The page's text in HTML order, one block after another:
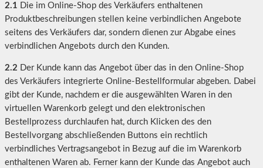
2.1 Die im Online-Shop des Verkäufers enthaltenen
Produktbeschreibungen stellen keine verbindlichen Angebote
seitens des Verkäufers dar, sondern dienen zur Abgabe eines
verbindlichen Angebots durch den Kunden.
2.2 Der Kunde kann das Angebot über das in den Online-Shop
des Verkäufers integrierte Online-Bestellformular abgeben. Dabei
gibt der Kunde, nachdem er die ausgewählten Waren in den
virtuellen Warenkorb gelegt und den elektronischen
Bestellprozess durchlaufen hat, durch Klicken des den
Bestellvorgang abschließenden Buttons ein rechtlich
verbindliches Vertragsangebot in Bezug auf die im Warenkorb
enthaltenen Waren ab. Ferner kann der Kunde das Angebot auch